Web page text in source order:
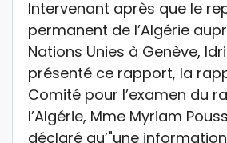
Intervenant après que le
permanent de l’Algérie
Nations Unies à Genève,
présenté ce rapport, la
Comité pour l’examen du
l’Algérie, Mme Myriam
déclaré qu’"une